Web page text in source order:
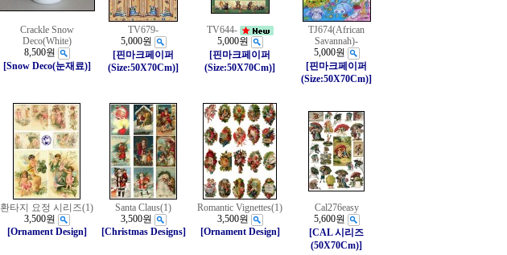
Crackle Snow
Deco(White)
8,500원
[Snow Deco(눈재료)]
TV679-
5,000원
[핀마크페이퍼
(Size:50X70Cm)]
TV644-
5,000원
[핀마크페이퍼
(Size:50X70Cm)]
TJ674(African
Savannah)-
5,000원
[핀마크페이퍼
(Size:50X70Cm)]
환타지 요정 시리즈(1)
3,500원
[Ornament Design]
Santa Claus(1)
3,500원
[Christmas Designs]
Romantic Vignettes(1)
3,500원
[Ornament Design]
Cal276easy
5,600원
[CAL 시리즈
(50X70Cm)]